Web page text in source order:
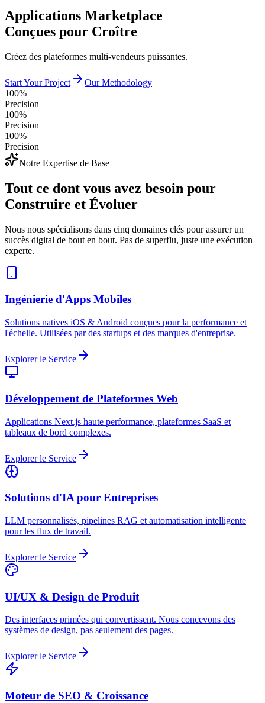
Applications Marketplace
Conçues pour Croître
Créez des plateformes multi-vendeurs puissantes.
Start Your Project
Our Methodology
100%
Precision
100%
Precision
100%
Precision
Notre Expertise de Base
Tout ce dont vous avez besoin pour
Construire et Évoluer
Nous nous spécialisons dans cinq domaines clés pour assurer un
succès digital de bout en bout. Pas de superflu, juste une exécution
experte.
Ingénierie d'Apps Mobiles
Solutions natives iOS & Android conçues pour la performance et
l'échelle. Utilisées par des startups et des marques d'entreprise.
Explorer le Service
Développement de Plateformes Web
Applications Next.js haute performance, plateformes SaaS et
tableaux de bord complexes.
Explorer le Service
Solutions d'IA pour Entreprises
LLM personnalisés, pipelines RAG et automatisation intelligente
pour les flux de travail.
Explorer le Service
UI/UX & Design de Produit
Des interfaces primées qui convertissent. Nous concevons des
systèmes de design, pas seulement des pages.
Explorer le Service
Moteur de SEO & Croissance